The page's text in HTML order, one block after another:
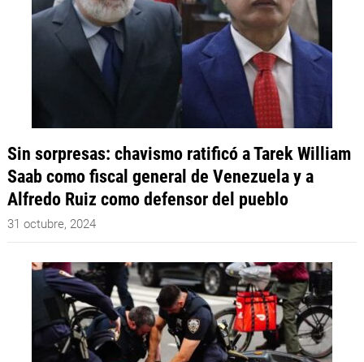
Sin sorpresas: chavismo ratificó a Tarek William
Saab como fiscal general de Venezuela y a
Alfredo Ruiz como defensor del pueblo
31 octubre, 2024